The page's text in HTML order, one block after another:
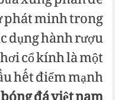
minh trong
dụng hành rượu
cổ kính là một
hết điểm mạnh